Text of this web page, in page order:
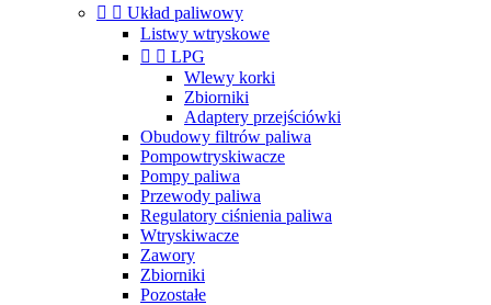
  Układ paliwowy
Listwy wtryskowe
  LPG
Wlewy korki
Zbiorniki
Adaptery przejściówki
Obudowy filtrów paliwa
Pompowtryskiwacze
Pompy paliwa
Przewody paliwa
Regulatory ciśnienia paliwa
Wtryskiwacze
Zawory
Zbiorniki
Pozostałe